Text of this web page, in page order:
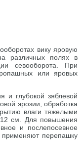
вику яровую
различных полях в
севооборота. При
или яровых
и глубокой зяблевой
эрозии, обработка
влаги тяжелыми
см. Для повышения
и послепосевное
применяют перепашку